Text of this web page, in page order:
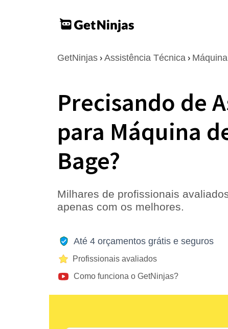
GetNinjas › Assistência Técnica ›
Precisando de
para Máquina
Bage?
Milhares de profissionais
apenas com os melhores.
Até 4 orçamentos grátis e seguros
Profissionais avaliados
Como funciona o GetNinjas?